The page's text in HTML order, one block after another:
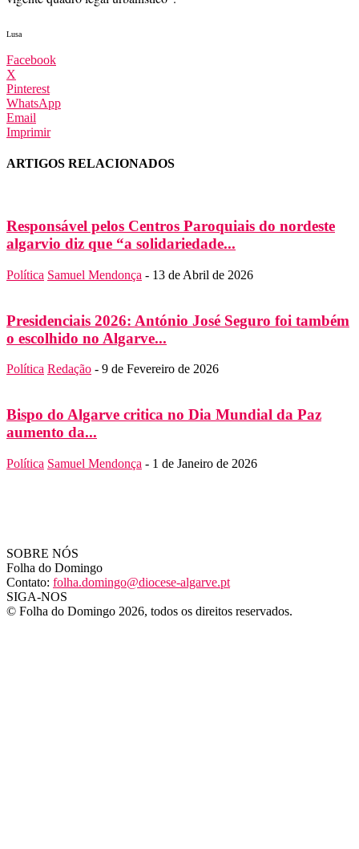
Lusa
Facebook
X
Pinterest
WhatsApp
Email
Imprimir
ARTIGOS RELACIONADOS
Responsável pelos Centros Paroquiais do nordeste
algarvio diz que “a solidariedade...
Política Samuel Mendonça - 13 de Abril de 2026
Presidenciais 2026: António José Seguro foi também
o escolhido no Algarve...
Política Redação - 9 de Fevereiro de 2026
Bispo do Algarve critica no Dia Mundial da Paz
aumento da...
Política Samuel Mendonça - 1 de Janeiro de 2026
SOBRE NÓS
Folha do Domingo
Contato: folha.domingo@diocese-algarve.pt
SIGA-NOS
© Folha do Domingo 2026, todos os direitos reservados.